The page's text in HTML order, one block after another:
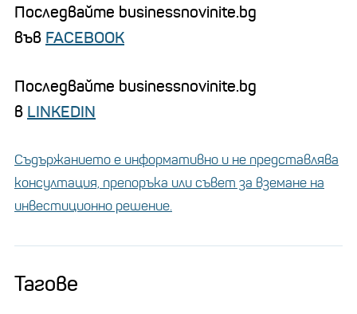
Последвайте businessnovinite.bg
във FACEBOOK
Последвайте businessnovinite.bg
в LINKEDIN
Съдържанието е информативно и не представлява
консултация, препоръка или съвет за вземане на
инвестиционно решение.
Тагове